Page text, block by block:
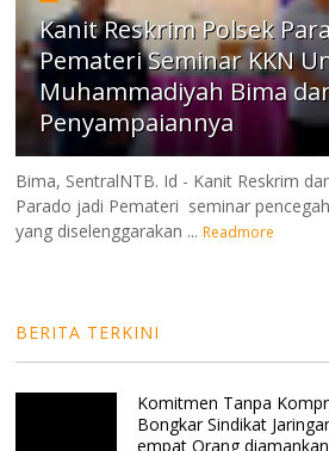
Kanit Reskrim Polsek
Pemateri Seminar KKN
Muhammadiyah Bima
Penyampaiannya
Bima, SentralNTB. Id - Kanit Reskrim
Parado jadi Pemateri seminar
yang diselenggarakan ... Readmore
BERITA TERKINI
Komitmen Tanpa
Bongkar Sindikat
empat Orang